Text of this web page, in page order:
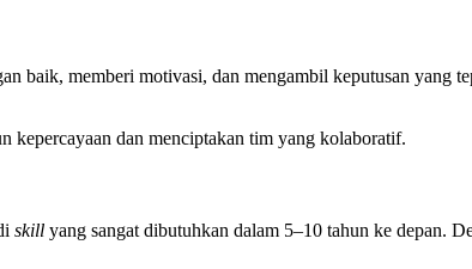
memberi motivasi, dan mengambil keputusan yang
kepercayaan dan menciptakan tim yang kolaboratif.
skill yang sangat dibutuhkan dalam 5–10 tahun ke depan.